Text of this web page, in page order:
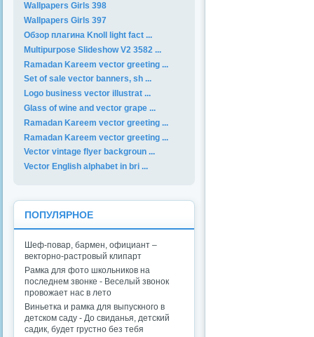
Wallpapers Girls 398
Wallpapers Girls 397
Обзор плагина Knoll light fact ...
Multipurpose Slideshow V2 3582 ...
Ramadan Kareem vector greeting ...
Set of sale vector banners, sh ...
Logo business vector illustrat ...
Glass of wine and vector grape ...
Ramadan Kareem vector greeting ...
Ramadan Kareem vector greeting ...
Vector vintage flyer backgroun ...
Vector English alphabet in bri ...
ПОПУЛЯРНОЕ
Шеф-повар, бармен, официант –
векторно-растровый клипарт
Рамка для фото школьников на
последнем звонке - Веселый звонок
провожает нас в лето
Виньетка и рамка для выпускного в
детском саду - До свиданья, детский
садик, будет грустно без тебя